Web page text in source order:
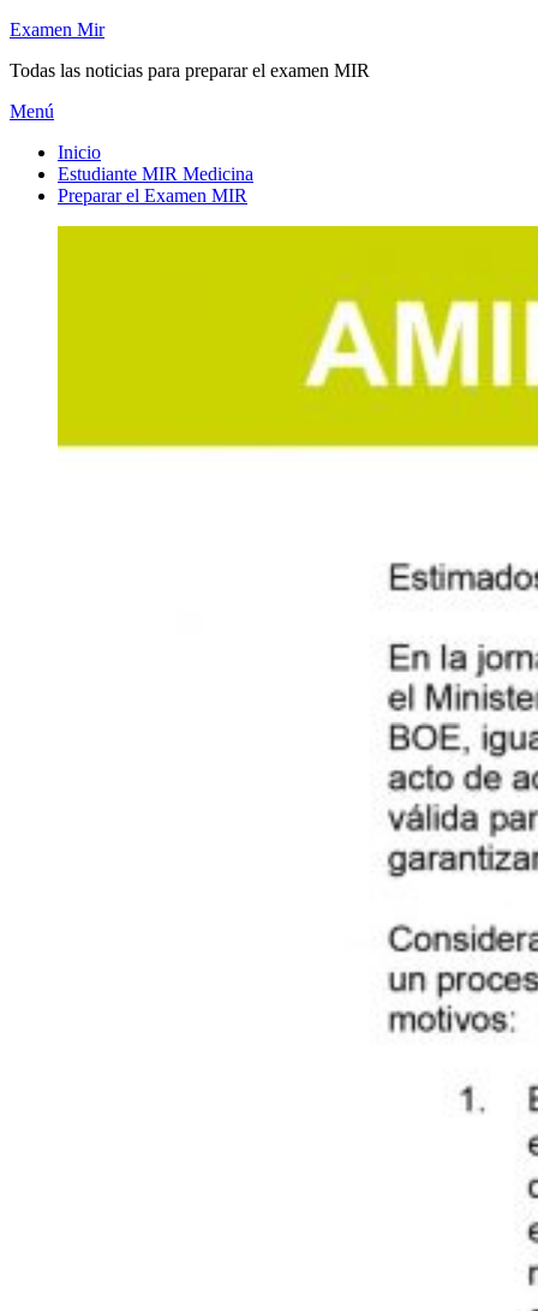
Saltar
contenido
Examen Mir
Todas las noticias para preparar el examen MIR
Menú
Inicio
Estudiante MIR Medicina
Preparar el Examen MIR